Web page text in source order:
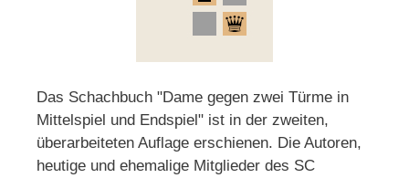
Das Schachbuch "Dame gegen zwei Türme in
Mittelspiel und Endspiel" ist in der zweiten,
überarbeiteten Auflage erschienen. Die Autoren,
heutige und ehemalige Mitglieder des SC